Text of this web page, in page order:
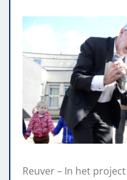
Reuver – In het